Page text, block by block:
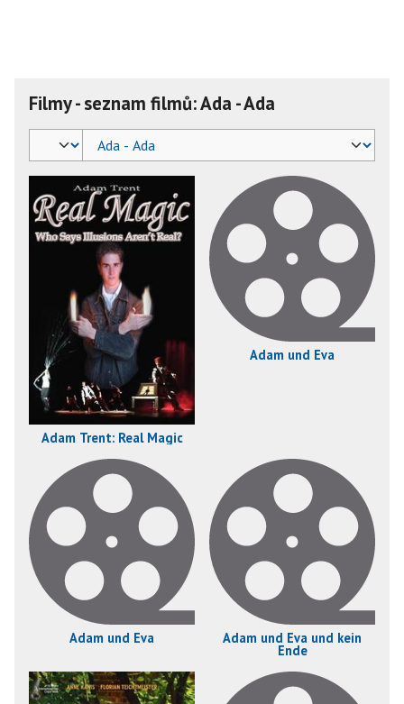
Filmy - seznam filmů: Ada - Ada
Adam Trent: Real Magic
Adam und Eva
Adam und Eva Adam und Eva und kein
Ende